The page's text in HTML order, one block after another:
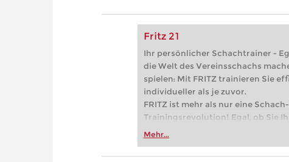
Fritz 21
Ihr persönlicher Schachtrainer -
die Welt des Vereinsschachs
spielen: Mit FRITZ trainieren Sie
individueller als je zuvor.
FRITZ ist mehr als nur eine
Trainingsrevolution! Egal, ob Sie
Vereinsschachs machen oder
zuvor.
Mehr...